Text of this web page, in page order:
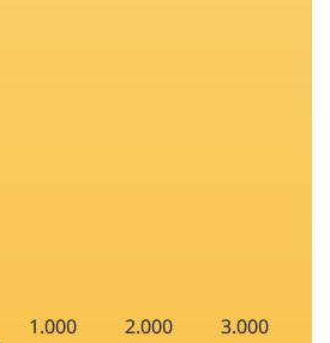
1.000
2.000
3.000